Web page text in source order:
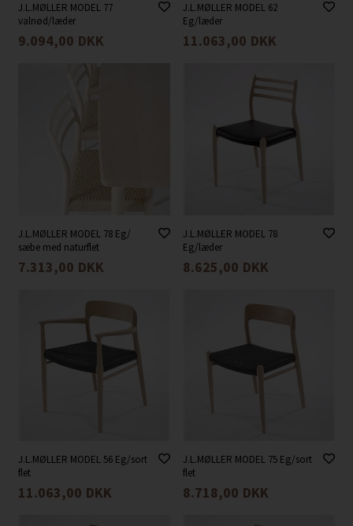
J.L.MØLLER MODEL 77
valnød/læder
9.094,00 DKK
J.L.MØLLER MODEL 62
Eg/læder
11.063,00 DKK
J.L.MØLLER MODEL 78 Eg/
sæbe med naturflet
7.313,00 DKK
J.L.MØLLER MODEL 78
Eg/læder
8.625,00 DKK
J.L.MØLLER MODEL 56 Eg/sort
flet
11.063,00 DKK
J.L.MØLLER MODEL 75 Eg/sort
flet
8.718,00 DKK